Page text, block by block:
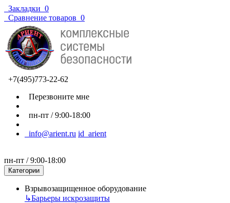
Закладки 0
Сравнение товаров 0
+7(495)773-22-62
Перезвоните мне
пн-пт / 9:00-18:00
info@arient.ru id_arient
пн-пт / 9:00-18:00
Категории
Взрывозащищенное оборудование
↳Барьеры искрозащиты